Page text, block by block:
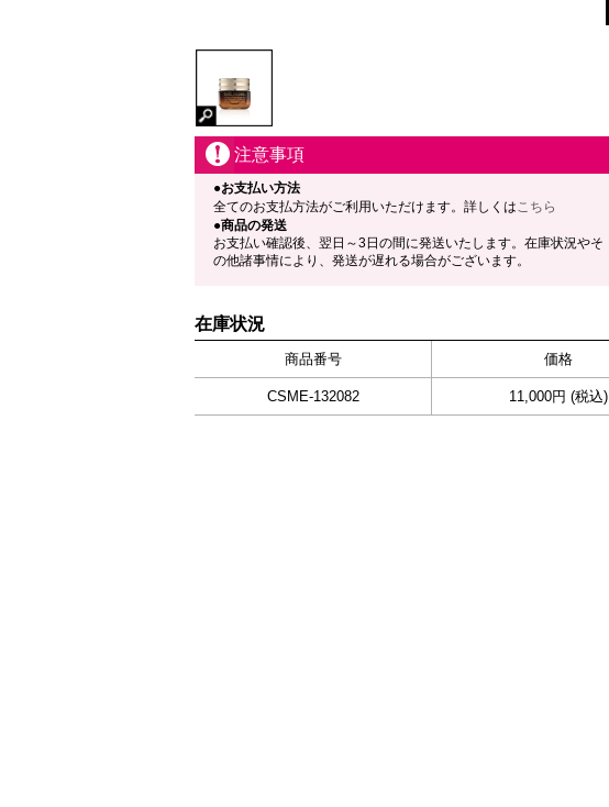
注意事項
●お支払い方法
全てのお支払方法がご利用いただけます。詳しくはこちら
●商品の発送
お支払い確認後、翌日～3日の間に発送いたします。在庫状況やそ
の他諸事情により、発送が遅れる場合がございます。
在庫状況
商品番号 価格
CSME-132082 11,000円 (税込)